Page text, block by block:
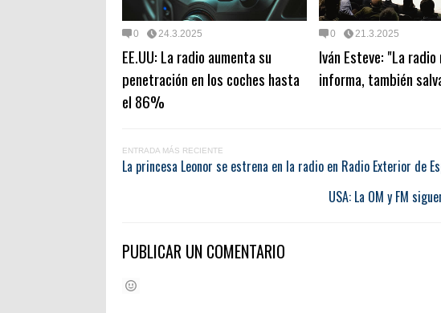
0 24.3.2025
EE.UU: La radio aumenta su
penetración en los coches hasta
el 86%
0 21.3.2025
Iván Esteve: "La radio
informa, también
ENTRADA MÁS RECIENTE
La princesa Leonor se estrena en la radio en Radio Exterior de
USA: La OM y FM
PUBLICAR UN COMENTARIO